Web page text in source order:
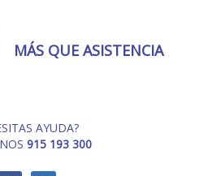
MÁS QUE ASISTENCIA
AYUDA?
915 193 300